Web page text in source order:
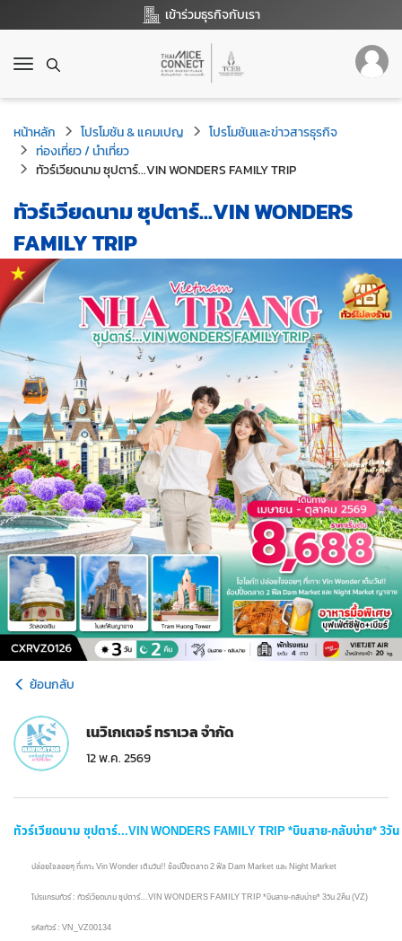
เข้าร่วมธุรกิจกับเรา
T
g
g
l
e
n
a
v
i
g
a
t
n
หน้าหลัก โปรโมชัน & แคมเปญ
โปรโมชันและข่าวสารธุรกิจ
ท่องเที่ยว / นำเที่ยว
ทัวร์เวียดนาม ซุปตาร์...VIN WONDERS FAMILY TRIP
ทัวร์เวียดนาม ซุปตาร์...VIN WONDERS
FAMILY TRIP
ย้อนกลับ
เนวิเกเตอร์ ทราเวล จำกัด
12 พ.ค. 2569
ทัวร์เวียดนาม ซุปตาร์...VIN WONDERS FAMILY TRIP *บินสาย-กลับบ่าย* 3วั
ปล่อยใจลอยๆ ที่เกาะ Vin Wonder เต็มวัน!! ช้อปปิ้งตลาด 2 ฟีล Dam Market และ Night Market
โปรแกรมทัวร์ : ทัวร์เวียดนาม ซุปตาร์...VIN WONDERS FAMILY TRIP *บินสาย-กลับบ่าย* 3วัน 2คืน (VZ)
รหัสทัวร์ : VN_VZ00134